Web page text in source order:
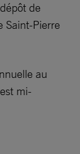
de
Saint-Pierre
au
mi-